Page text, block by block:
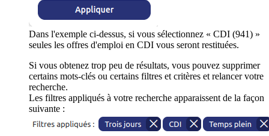
Dans l'exemple ci-dessus, si vous sélectionnez « CDI (941) »
seules les offres d'emploi en CDI vous seront restituées.
Si vous obtenez trop peu de résultats, vous pouvez supprimer
certains mots-clés ou certains filtres et critères et relancer votre
recherche.
Les filtres appliqués à votre recherche apparaissent de la façon
suivante :